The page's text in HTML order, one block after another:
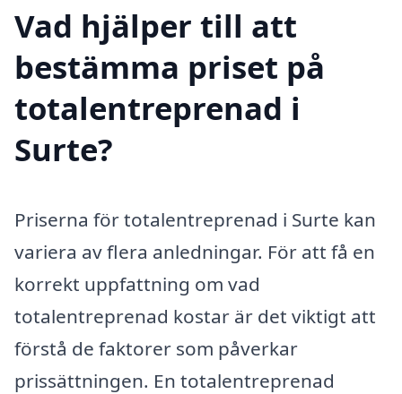
Vad hjälper till att
bestämma priset på
totalentreprenad i
Surte?
Priserna för totalentreprenad i Surte kan
variera av flera anledningar. För att få en
korrekt uppfattning om vad
totalentreprenad kostar är det viktigt att
förstå de faktorer som påverkar
prissättningen. En totalentreprenad